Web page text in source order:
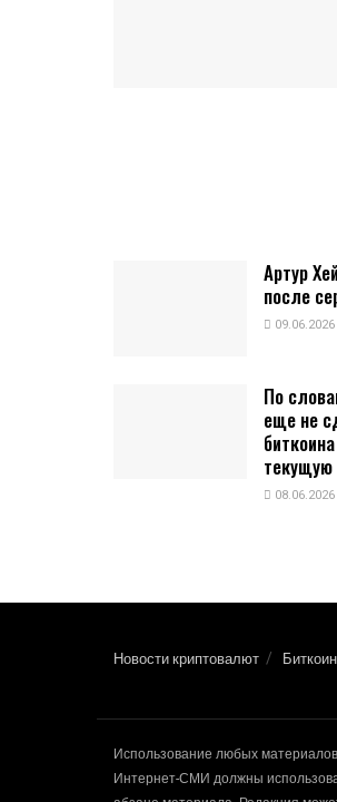
Артур
после
09.06.2026
По
еще не
08.06.2026
Новости криптовалют Биткоин
Использование любых
Интернет-СМИ должны